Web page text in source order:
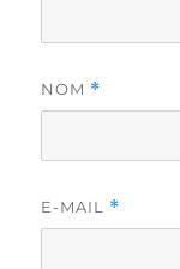
NOM *
E-MAIL *